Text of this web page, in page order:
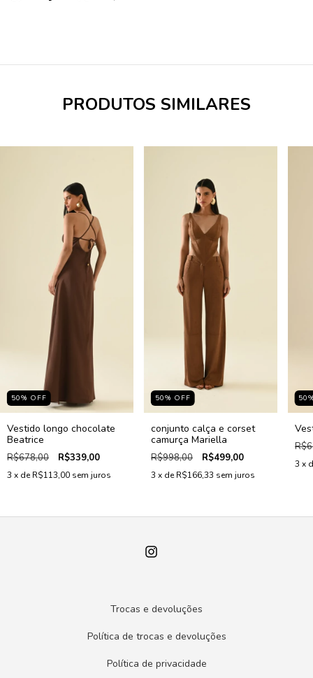
PRODUTOS SIMILARES
50% OFF
Vestido longo chocolate
Beatrice
R$678,00 R$339,00
3 x deR$113,00 sem juros
50% OFF
conjunto calça e corset
camurça Mariella
R$998,00 R$499,00
3 x deR$166,33 sem juros
50
3 x
Trocas e devoluções
Política de trocas e devoluções
Política de privacidade